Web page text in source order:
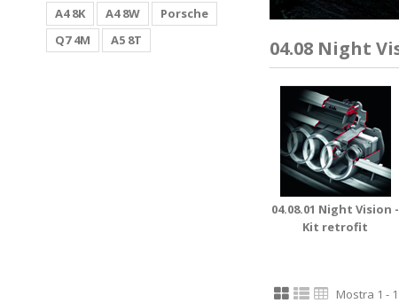
04.08 Night
04.08.01 Night Vision -
Kit retrofit
Mostra 1 -
A4 8K
A4 8W
Porsche
Q7 4M
A5 8T